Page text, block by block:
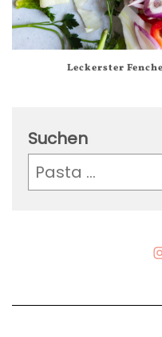
Leckerster
Suchen